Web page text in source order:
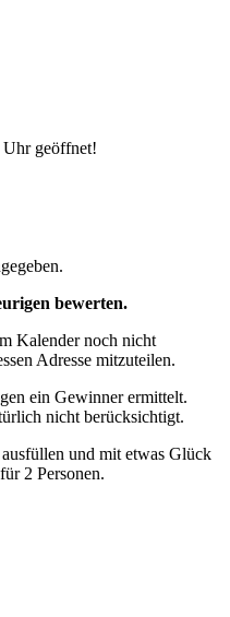
Uhr geöffnet!
bewerten.
Kalender noch nicht
Adresse mitzuteilen.
ein Gewinner ermittelt.
nicht berücksichtigt.
und mit etwas Glück
2 Personen.